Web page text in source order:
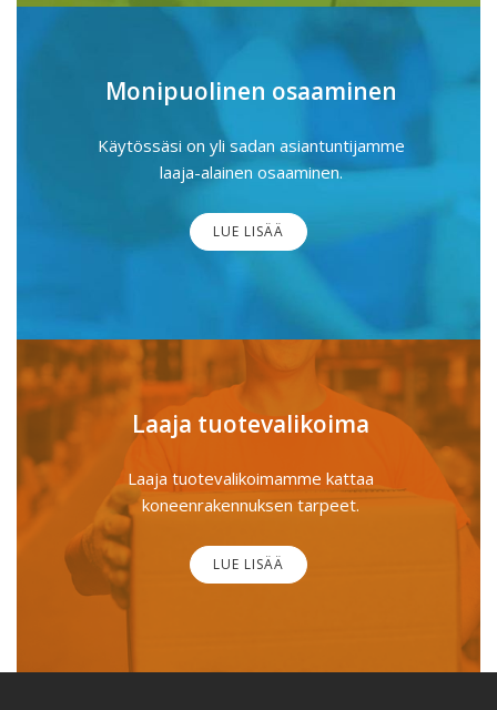
Monipuolinen osaaminen
Käytössäsi on yli sadan asiantuntijamme
laaja-alainen osaaminen.
LUE LISÄÄ
Laaja tuotevalikoima
Laaja tuotevalikoimamme kattaa
koneenrakennuksen tarpeet.
LUE LISÄÄ